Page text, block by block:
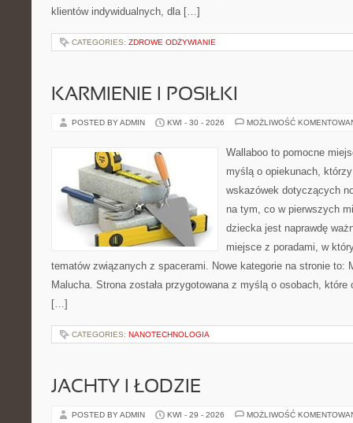
klientów indywidualnych, dla […]
CATEGORIES: ZDROWE ODŻYWIANIE
KARMIENIE I POSIŁKI
POSTED BY ADMIN KWI - 30 - 2026 MOŻLIWOŚĆ
Wallaboo to pomocne
myślą o opiekunach,
wskazówek dotyczących
na tym, co w pierwszych
dziecka jest naprawdę
miejsce z poradami, w
tematów związanych z spacerami. Nowe kategorie na stronie to:
Malucha. Strona została przygotowana z myślą o osobach, które
[…]
CATEGORIES: NANOTECHNOLOGIA
JACHTY I ŁODZIE
POSTED BY ADMIN KWI - 29 - 2026 MOŻLIWOŚĆ